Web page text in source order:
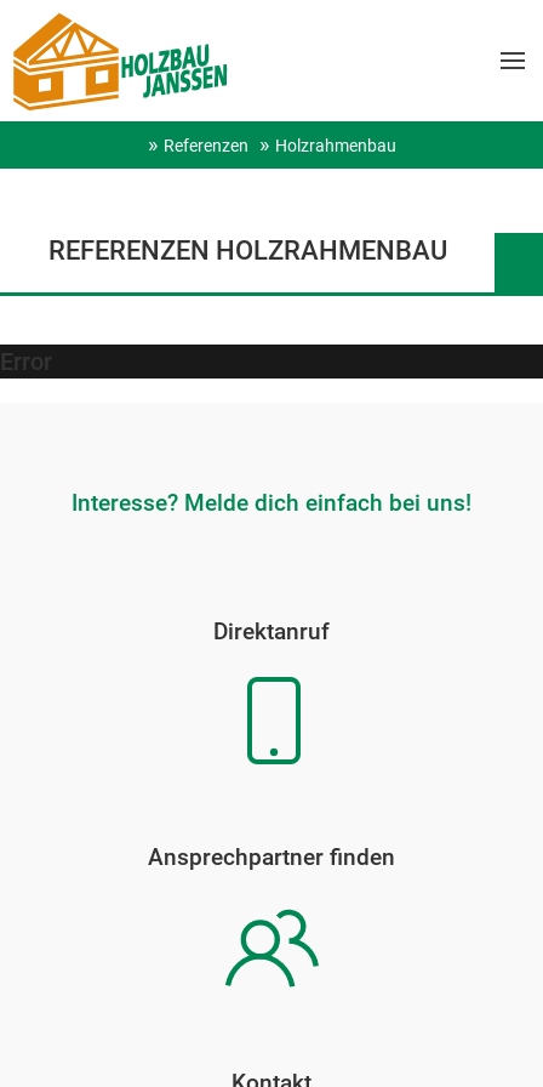
Referenzen Holzrahmenbau
REFERENZEN HOLZRAHMENBAU
Error
Interesse? Melde dich einfach bei uns!
Direktanruf
Ansprechpartner finden